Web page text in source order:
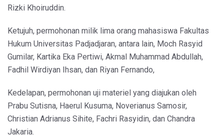
Rizki Khoiruddin.
Ketujuh, permohonan milik lima orang mahasiswa Fakultas
Hukum Universitas Padjadjaran, antara lain, Moch Rasyid
Gumilar, Kartika Eka Pertiwi, Akmal Muhammad Abdullah,
Fadhil Wirdiyan Ihsan, dan Riyan Fernando,
Kedelapan, permohonan uji materiel yang diajukan oleh
Prabu Sutisna, Haerul Kusuma, Noverianus Samosir,
Christian Adrianus Sihite, Fachri Rasyidin, dan Chandra
Jakaria.